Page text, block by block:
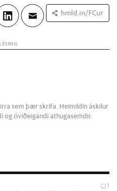
hmld.in/FCur
sem þær skrifa. Heimildin áskilur
óviðeigandi athugasemdir.
1